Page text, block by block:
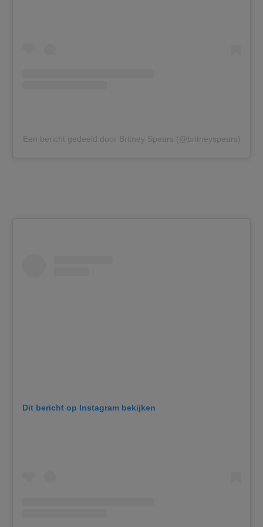
Een bericht gedeeld door Britney Spears (@britneyspears)
Dit bericht op Instagram bekijken